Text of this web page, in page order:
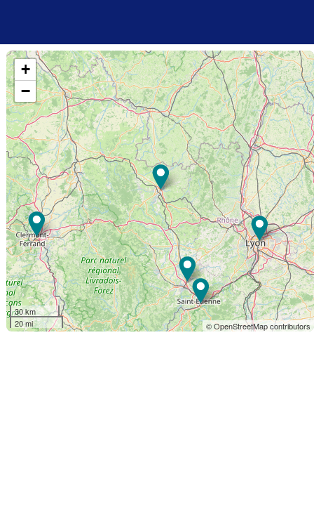
+
−
30 km
20 mi
© OpenStreetMap contributors